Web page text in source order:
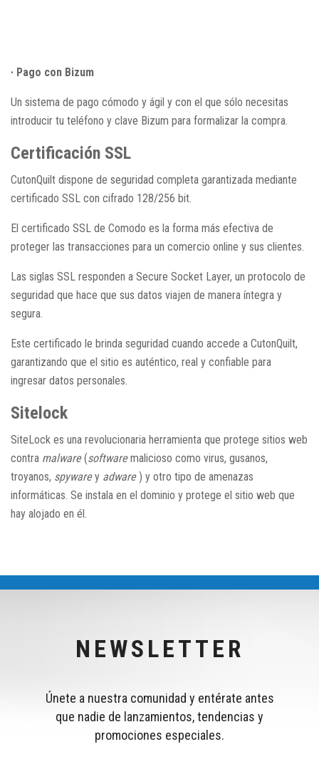
· Pago con Bizum
Un sistema de pago cómodo y ágil y con el que sólo necesitas
introducir tu teléfono y clave Bizum para formalizar la compra.
Certificación SSL
CutonQuilt dispone de seguridad completa garantizada mediante
certificado SSL con cifrado 128/256 bit.
El certificado SSL de Comodo es la forma más efectiva de
proteger las transacciones para un comercio online y sus clientes.
Las siglas SSL responden a Secure Socket Layer, un protocolo de
seguridad que hace que sus datos viajen de manera íntegra y
segura.
Este certificado le brinda seguridad cuando accede a CutonQuilt,
garantizando que el sitio es auténtico, real y confiable para
ingresar datos personales.
Sitelock
SiteLock es una revolucionaria herramienta que protege sitios web
contra malware(softwaremalicioso como virus, gusanos,
troyanos, spywarey adware) y otro tipo de amenazas
informáticas. Se instala en el dominio y protege el sitio web que
hay alojado en él.
NEWSLETTER
Únete a nuestra comunidad y entérate antes
que nadie de lanzamientos, tendencias y
promociones especiales.